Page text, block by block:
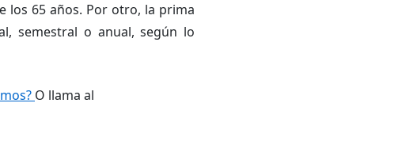
los 65 años. Por otro, la prima
semestral o anual, según lo
O llama al